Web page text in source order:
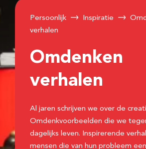
Persoonlijk Inspiratie
verhalen
Omdenken
verhalen
Al jaren schrijven we over de
Omdenkvoorbeelden die we
dagelijks leven. Inspirerende
mensen die van hun probleem